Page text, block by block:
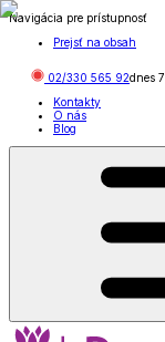
Navigácia pre prístupnosť
Prejsť na obsah
02/330 565 92dnes 7
Kontakty
O nás
Blog